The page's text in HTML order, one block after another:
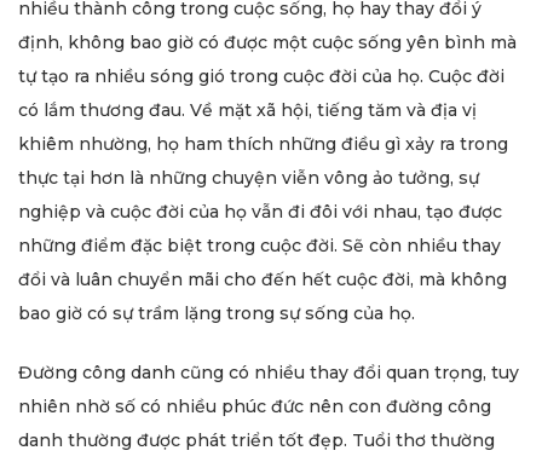
nhiều thành công trong cuộc sống, họ hay thay đổi ý
định, không bao giờ có được một cuộc sống yên bình mà
tự tạo ra nhiều sóng gió trong cuộc đời của họ. Cuộc đời
có lắm thương đau. Về mặt xã hội, tiếng tăm và địa vị
khiêm nhường, họ ham thích những điều gì xảy ra trong
thực tại hơn là những chuyện viễn vông ảo tưởng, sự
nghiệp và cuộc đời của họ vẫn đi đôi với nhau, tạo được
những điểm đặc biệt trong cuộc đời. Sẽ còn nhiều thay
đổi và luân chuyển mãi cho đến hết cuộc đời, mà không
bao giờ có sự trầm lặng trong sự sống của họ.
Đường công danh cũng có nhiều thay đổi quan trọng, tuy
nhiên nhờ số có nhiều phúc đức nên con đường công
danh thường được phát triển tốt đẹp. Tuổi thơ thường